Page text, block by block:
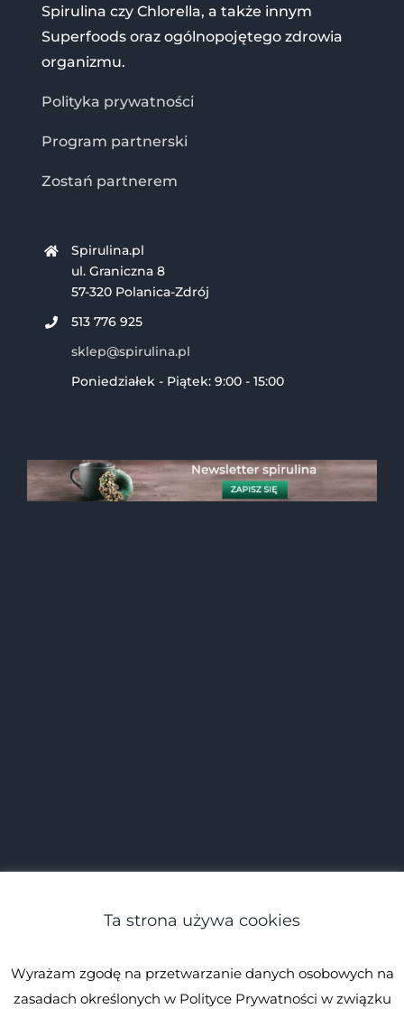
Spirulina czy Chlorella, a także innym
Superfoods oraz ogólnopojętego zdrowia
organizmu.
Polityka prywatności
Program partnerski
Zostań partnerem
Spirulina.pl
ul. Graniczna 8
57-320 Polanica-Zdrój
513 776 925
sklep@spirulina.pl
Poniedziałek - Piątek: 9:00 - 15:00
Ta strona używa cookies
Wyrażam zgodę na przetwarzanie danych osobowych na
zasadach określonych w Polityce Prywatności w związku